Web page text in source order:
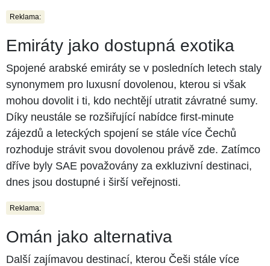
Reklama:
Emiráty jako dostupná exotika
Spojené arabské emiráty se v posledních letech staly
synonymem pro luxusní dovolenou, kterou si však
mohou dovolit i ti, kdo nechtějí utratit závratné sumy.
Díky neustále se rozšiřující nabídce first-minute
zájezdů a leteckých spojení se stále více Čechů
rozhoduje strávit svou dovolenou právě zde. Zatímco
dříve byly SAE považovány za exkluzivní destinaci,
dnes jsou dostupné i širší veřejnosti.
Reklama:
Omán jako alternativa
Další zajímavou destinací, kterou Češi stále více